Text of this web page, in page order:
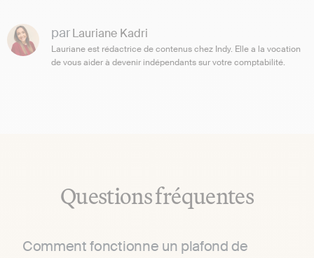
parLauriane Kadri
Lauriane est rédactrice de contenus chez Indy. Elle a la vocation
de vous aider à devenir indépendants sur votre comptabilité.
Questions fréquentes
Comment fonctionne un plafond de